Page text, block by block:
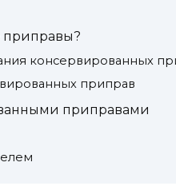
приправы?
консервированных
приправ
приправами